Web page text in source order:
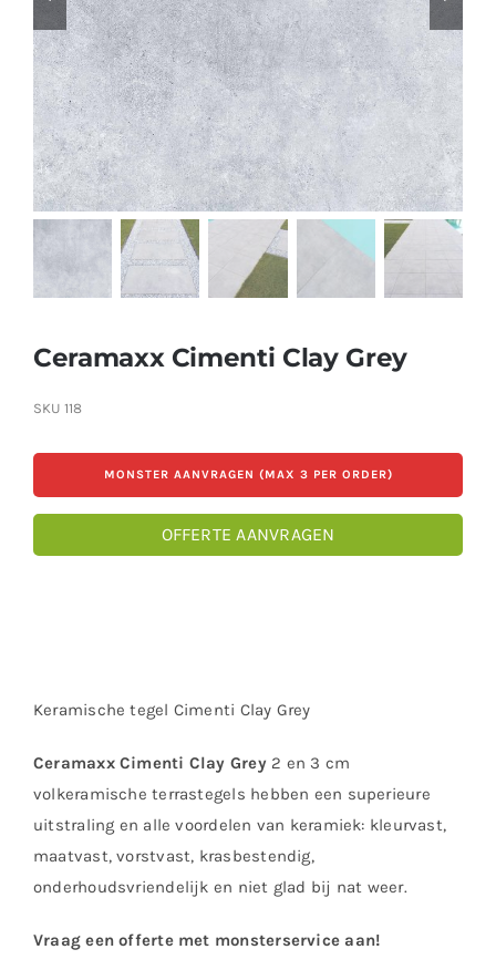
Contact
Offerte aanvragen
Ceramaxx Cimenti Clay Grey
SKU 118
MONSTER AANVRAGEN (MAX 3 PER ORDER)
OFFERTE AANVRAGEN
Keramische tegel Cimenti Clay Grey
Ceramaxx Cimenti Clay Grey 2 en 3 cm
volkeramische terrastegels hebben een superieure
uitstraling en alle voordelen van keramiek: kleurvast,
maatvast, vorstvast, krasbestendig,
onderhoudsvriendelijk en niet glad bij nat weer.
Vraag een offerte met monsterservice aan!